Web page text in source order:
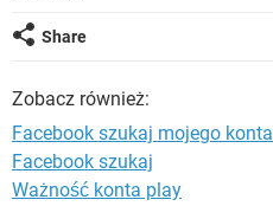
Share
Zobacz również:
Facebook szukaj mojego konta
Facebook szukaj
Ważność konta play